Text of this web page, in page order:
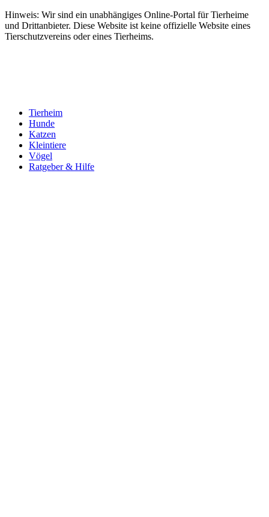
Hinweis: Wir sind ein unabhängiges Online-Portal für Tierheime
und Drittanbieter. Diese Website ist keine offizielle Website eines
Tierschutzvereins oder eines Tierheims.
Tierheim
Hunde
Katzen
Kleintiere
Vögel
Ratgeber & Hilfe